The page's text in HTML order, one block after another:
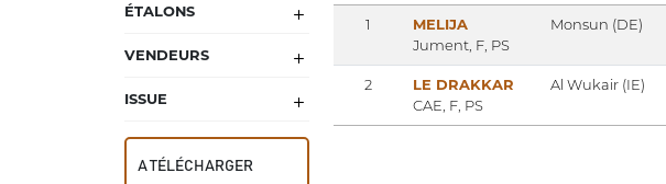
1
MELIJA
Jument, F, PS
Monsun (DE)
2
LE DRAKKAR
CAE, F, PS
Al Wukair (IE)
ÉTALONS
VENDEURS
ISSUE
A TÉLÉCHARGER